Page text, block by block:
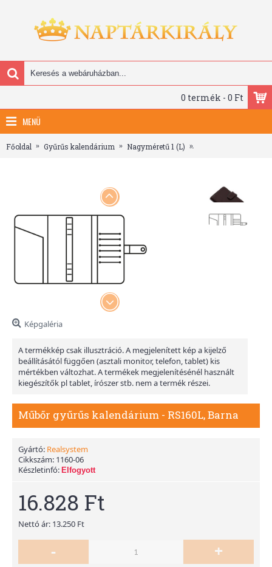
0 termék - 0 Ft
MENÜ
Főoldal Gyűrűs kalendárium Nagyméretű 1 (L)
Képgaléria
A termékkép csak illusztráció. A megjelenített kép a kijelző
beállításától függően (asztali monitor, telefon, tablet) kis
mértékben változhat. A termékek megjelenítésénél használt
kiegészítők pl tablet, írószer stb. nem a termék részei.
Műbőr gyűrűs kalendárium - RS160L, Barna
Gyártó: Realsystem
Cikkszám: 1160-06
Készletinfó: Elfogyott
16.828 Ft
Nettó ár: 13.250 Ft
- +